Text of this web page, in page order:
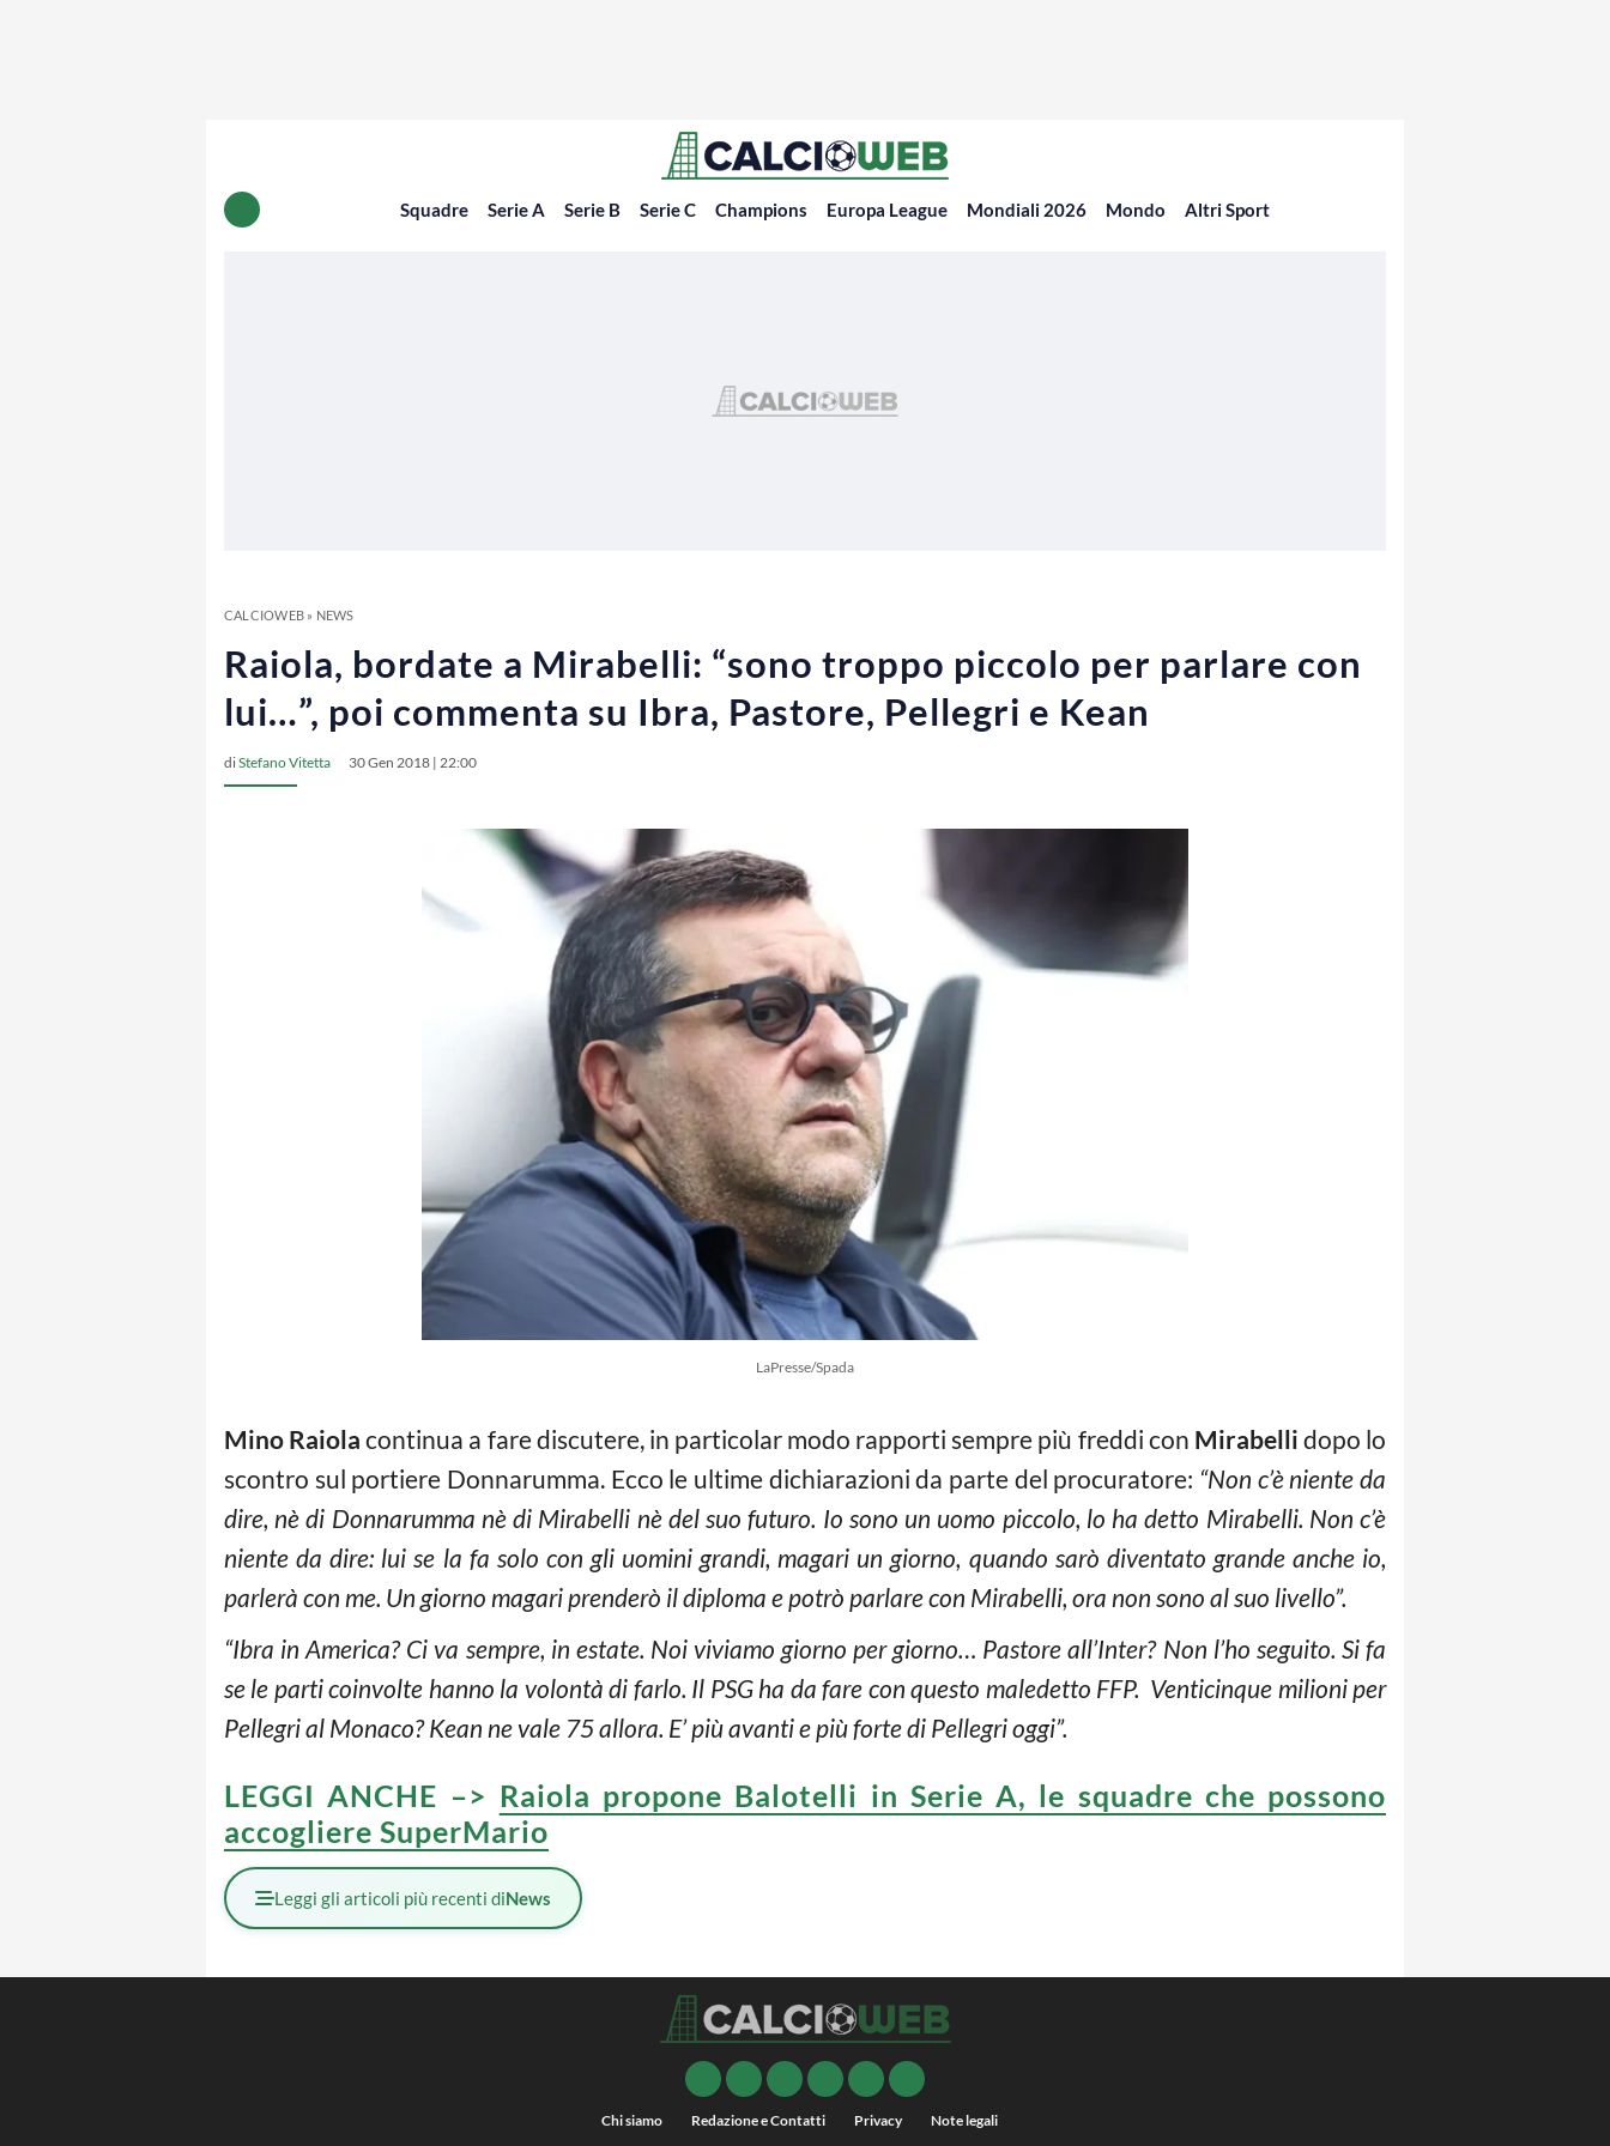
Squadre Serie A Serie B Serie C Champions Europa League Mondiali 2026 Mondo Altri Sport
CALCIOWEB» NEWS
Raiola, bordate a Mirabelli: “sono troppo piccolo per parlare con
lui…”, poi commenta su Ibra, Pastore, Pellegri e Kean
diStefano Vitetta 30 Gen 2018 | 22:00
LaPresse/Spada
Mino Raiola continua a fare discutere, in particolar modo rapporti sempre più freddi con Mirabelli dopo lo
scontro sul portiere Donnarumma. Ecco le ultime dichiarazioni da parte del procuratore: “Non c’è niente da
dire, nè di Donnarumma nè di Mirabelli nè del suo futuro. Io sono un uomo piccolo, lo ha detto Mirabelli. Non c’è
niente da dire: lui se la fa solo con gli uomini grandi, magari un giorno, quando sarò diventato grande anche io,
parlerà con me. Un giorno magari prenderò il diploma e potrò parlare con Mirabelli, ora non sono al suo livello”.
“Ibra in America? Ci va sempre, in estate. Noi viviamo giorno per giorno… Pastore all’Inter? Non l’ho seguito. Si fa
se le parti coinvolte hanno la volontà di farlo. Il PSG ha da fare con questo maledetto FFP. Venticinque milioni per
Pellegri al Monaco? Kean ne vale 75 allora. E’ più avanti e più forte di Pellegri oggi”.
LEGGI ANCHE –> Raiola propone Balotelli in Serie A, le squadre che possono
accogliere SuperMario
Leggi gli articoli più recenti diNews
Chi siamo Redazione e Contatti Privacy Note legali